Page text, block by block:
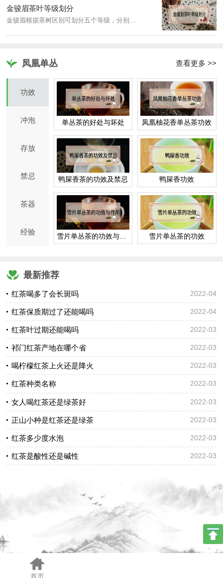
金骏眉茶叶等级划分
凤凰单丛 查看更多 >>
功效
冲泡
存放
禁忌
茶器
经验
单丛茶的好处与坏处 凤凰柚花香单丛茶功效
鸭屎香茶的功效及禁忌 鸭屎香功效
雪片单丛茶的功效与作用 雪片单丛茶的功效
最新推荐
红茶喝多了会长斑吗 2022-04
红茶保质期过了还能喝吗 2022-04
红茶叶过期还能喝吗 2022-03
祁门红茶产地在哪个省 2022-03
喝柠檬红茶上火还是降火 2022-03
红茶种类名称 2022-03
女人喝红茶还是绿茶好 2022-03
正山小种是红茶还是绿茶 2022-03
红茶多少度水泡 2022-03
红茶是酸性还是碱性 2022-03